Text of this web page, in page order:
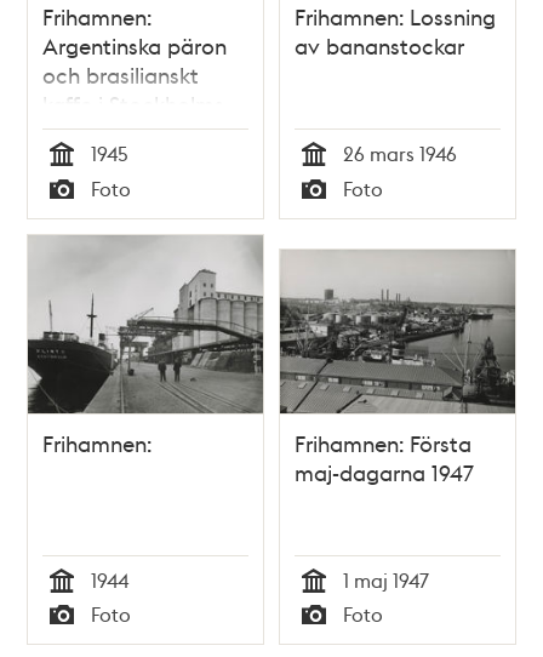
Frihamnen:
Argentinska päron
och brasilianskt
kaffe i Stockholms
Frihamns lager
Tid
1945
Typ
Foto
Frihamnen: Lossning
av bananstockar
Tid
26 mars 1946
Typ
Foto
Frihamnen:
Tid
1944
Typ
Foto
Frihamnen: Första
maj-dagarna 1947
Tid
1 maj 1947
Typ
Foto